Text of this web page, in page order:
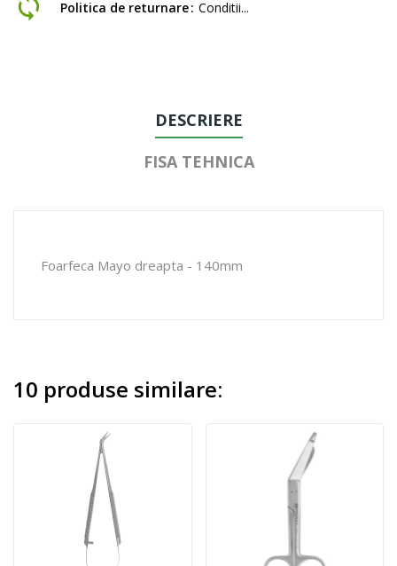
Politica de returnare Conditii...
DESCRIERE
FISA TEHNICA
Foarfeca Mayo dreapta - 140mm
10 produse similare: